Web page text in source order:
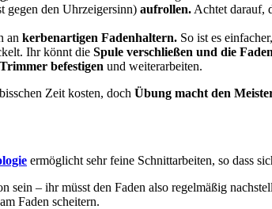
gegen den Uhrzeigersinn) aufrollen. Achtet darauf,
an kerbenartigen Fadenhaltern. So ist es
Ihr könnt die Spule verschließen und die
befestigen und weiterarbeiten.
Zeit kosten, doch Übung macht den
ermöglicht sehr feine Schnittarbeiten, so dass
sein – ihr müsst den Faden also regelmäßig
Faden scheitern.